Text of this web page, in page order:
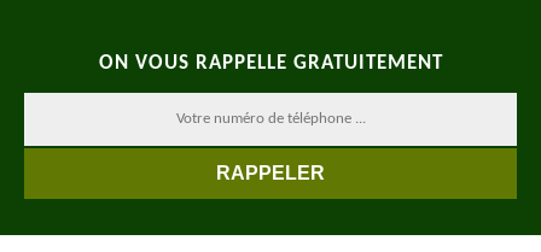
ON VOUS RAPPELLE GRATUITEMENT